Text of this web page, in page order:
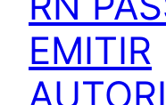
EMITIR